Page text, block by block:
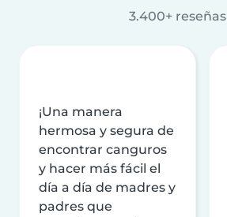
3.400+ reseñas
¡Una manera
hermosa y segura de
encontrar canguros
y hacer más fácil el
día a día de madres y
padres que